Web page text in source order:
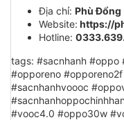
Địa chỉ: Phù Đổng
Website: https://
Hotline:
tags: #sacnhanh #oppo
#opporeno
#sacnhanhvoooc
#vooc4.0 #oppo30w